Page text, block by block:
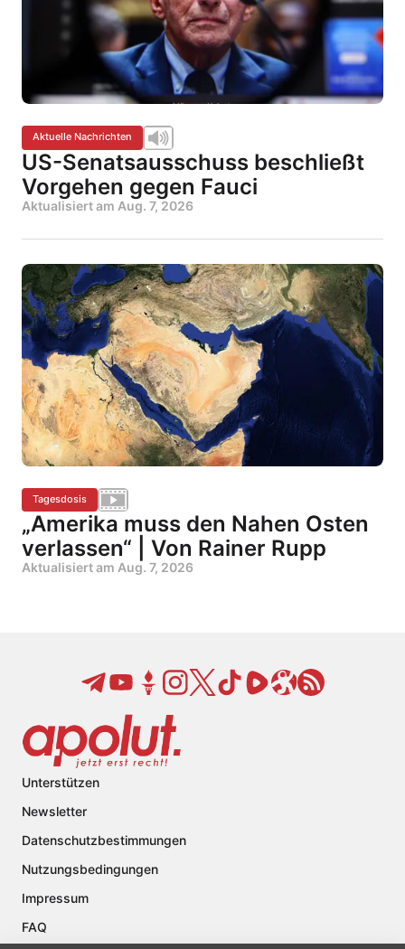
Aktuelle Nachrichten
US-Senatsausschuss beschließt
Vorgehen gegen Fauci
Aktualisiert am Aug. 7, 2026
Tagesdosis
„Amerika muss den Nahen Osten
verlassen“ | Von Rainer Rupp
Aktualisiert am Aug. 7, 2026
Unterstützen
Newsletter
Datenschutzbestimmungen
Nutzungsbedingungen
Impressum
FAQ